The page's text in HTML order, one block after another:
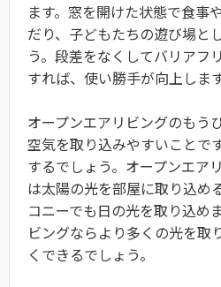
ます。窓を開けた状態で食事
だり、子どもたちの遊び場と
う。段差をなくしてバリアフ
すれば、使い勝手が向上します
オープンエアリビングのもう
空気を取り込みやすいことで
するでしょう。オープンエア
は太陽の光を部屋に取り込め
コニーでも日の光を取り込め
ビングならより多くの光を取
くできるでしょう。